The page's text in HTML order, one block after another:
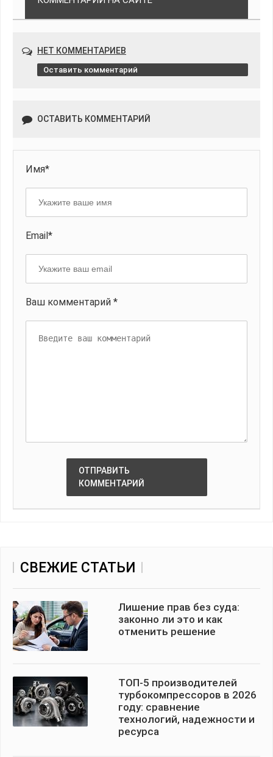
НЕТ КОММЕНТАРИЕВ
Оставить комментарий
ОСТАВИТЬ КОММЕНТАРИЙ
Имя*
Email*
Ваш комментарий *
ОТПРАВИТЬ
КОММЕНТАРИЙ
СВЕЖИЕ СТАТЬИ
Лишение прав без суда:
законно ли это и как
отменить решение
ТОП-5 производителей
турбокомпрессоров в 2026
году: сравнение
технологий, надежности и
ресурса